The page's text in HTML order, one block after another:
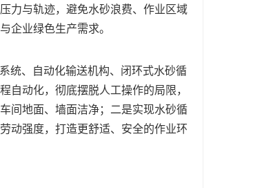
力与轨迹，避免水砂浪费、作业区域
企业绿色生产需求。
统、自动化输送机构、闭环式水砂循
动化，彻底摆脱人工操作的局限，
间地面、墙面洁净；二是实现水砂循
动强度，打造更舒适、安全的作业环